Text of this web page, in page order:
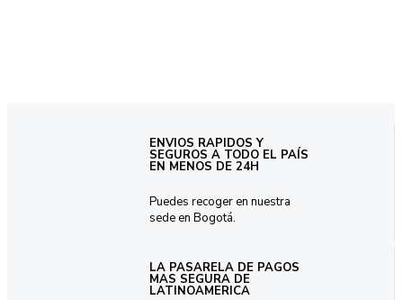
ENVIOS RAPIDOS Y
SEGUROS A TODO EL PAÍS
EN MENOS DE 24H
Puedes recoger en nuestra
sede en Bogotá.
LA PASARELA DE PAGOS
MAS SEGURA DE
LATINOAMERICA